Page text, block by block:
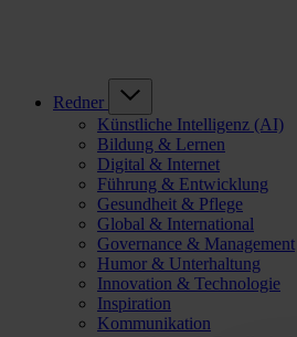
Redner
Künstliche Intelligenz (AI)
Bildung & Lernen
Digital & Internet
Führung & Entwicklung
Gesundheit & Pflege
Global & International
Governance & Management
Humor & Unterhaltung
Innovation & Technologie
Inspiration
Kommunikation